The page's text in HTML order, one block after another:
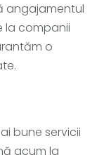
angajamentul
la companii
o
bune servicii
acum la